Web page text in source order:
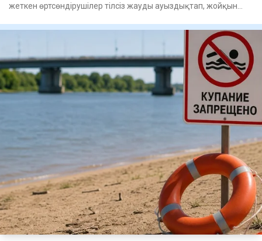
жеткен өртсөндірушілер тілсіз жауды ауыздықтап, жойқын